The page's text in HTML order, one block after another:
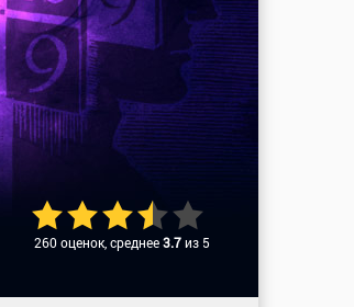
260 оценок, среднее3.7из 5